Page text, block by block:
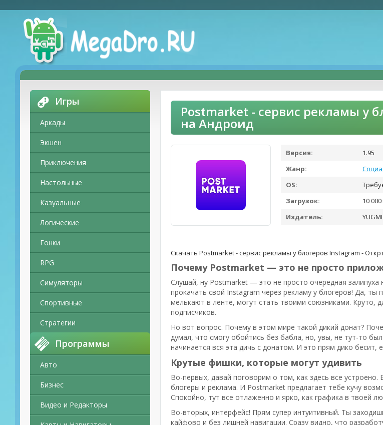
Игры
Аркады
Экшен
Приключения
Настольные
Казуальные
Логические
Гонки
RPG
Симуляторы
Спортивные
Стратегии
Программы
Авто
Бизнес
Видео и Редакторы
Postmarket - сервис рекламы у
на Андроид
Версия:
1.95
Жанр:
OS:
Загрузок:
10
Издатель:
Скачать Postmarket - сервис рекламы у блогеров Instagram -
Почему Postmarket — это не просто
Слушай, ну Postmarket — это не просто очередная
прокачать свой Instagram через рекламу у блогеров! Да,
мелькают в ленте, могут стать твоими союзниками.
подписчиков.
Но вот вопрос. Почему в этом мире такой дикий донат?
думал, что смогу обойтись без бабла, но, увы, не тут-то
начинается вся эта дичь с донатом. И это прям дико бесит,
Крутые фишки, которые могут удивить
Во-первых, давай поговорим о том, как здесь все
блогеры и реклама. И Postmarket предлагает тебе кучу
Спокойно, тут все отлаженно и ярко, как графика в твоей
Во-вторых, интерфейс! Прям супер интуитивный. Ты
кайфово и без лишней навигации. Сразу видно, что